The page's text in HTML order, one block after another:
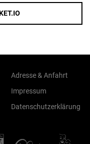
Adresse & Anfahrt
Impressum
Datenschutzerklärung